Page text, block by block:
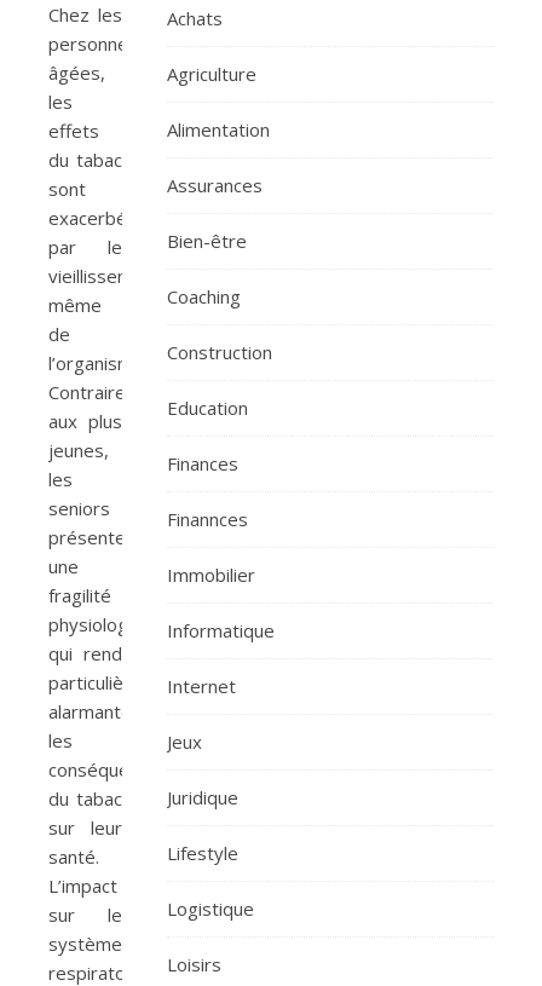
Chez les
personnes
âgées,
les
effets
du tabac
sont
exacerbés
par le
vieillissement
même
de
l’organisme.
Contrairement
aux plus
jeunes,
les
seniors
présentent
une
fragilité
physiologique
qui rend
particulièrement
alarmantes
les
conséquences
du tabac
sur leur
santé.
L’impact
sur le
système
respiratoire
Achats
Agriculture
Alimentation
Assurances
Bien-être
Coaching
Construction
Education
Finances
Finannces
Immobilier
Informatique
Internet
Jeux
Juridique
Lifestyle
Logistique
Loisirs